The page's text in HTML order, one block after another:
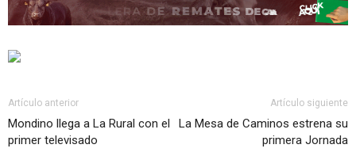
Artículo anterior
Mondino llega a La Rural con el
primer televisado
Artículo siguiente
La Mesa de Caminos estrena su
primera Jornada